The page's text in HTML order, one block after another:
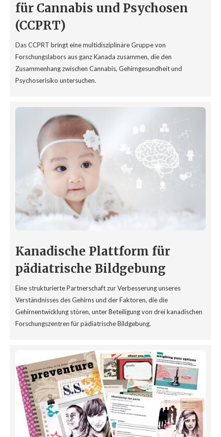
für Cannabis und Psychosen
(CCPRT)
Das CCPRT bringt eine multidisziplinäre Gruppe von
Forschungslabors aus ganz Kanada zusammen, die den
Zusammenhang zwischen Cannabis, Gehirngesundheit und
Psychoserisiko untersuchen.
Kanadische Plattform für
pädiatrische Bildgebung
Eine strukturierte Partnerschaft zur Verbesserung unseres
Verständnisses des Gehirns und der Faktoren, die die
Gehirnentwicklung stören, unter Beteiligung von drei kanadischen
Forschungszentren für pädiatrische Bildgebung.